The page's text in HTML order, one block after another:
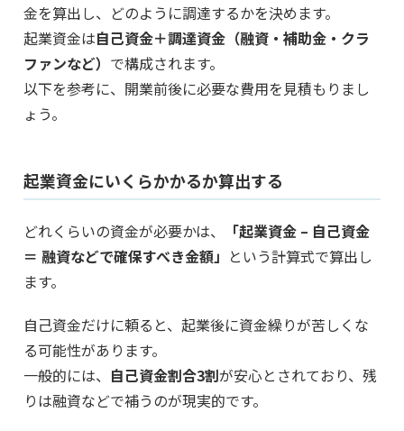
金を算出し、どのように調達するかを決めます。
起業資金は自己資金＋調達資金（融資・補助金・クラ
ファンなど） で構成されます。
以下を参考に、開業前後に必要な費用を見積もりまし
ょう。
起業資金にいくらかかるか算出する
どれくらいの資金が必要かは、
「起業資金 – 自己資金
＝ 融資などで確保すべき金額」 という計算式で算出し
ます。
自己資金だけに頼ると、起業後に資金繰りが苦しくな
る可能性があります。
一般的には、 自己資金割合3割が安心とされており、残
りは融資などで補うのが現実的です。